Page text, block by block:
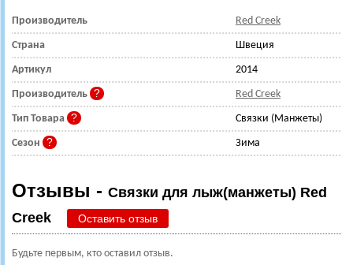
Производитель Red Creek
Страна Швеция
Артикул 2014
Производитель Red Creek
Тип Товара Связки (Манжеты)
Сезон Зима
Отзывы - Связки для лыж(манжеты) Red
Creek
Оставить отзыв
Будьте первым, кто оставил отзыв.